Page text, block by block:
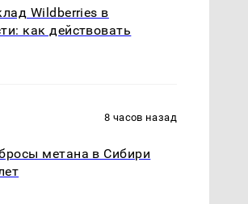
Wildberries в
как действовать
8 часов назад
метана в Сибири